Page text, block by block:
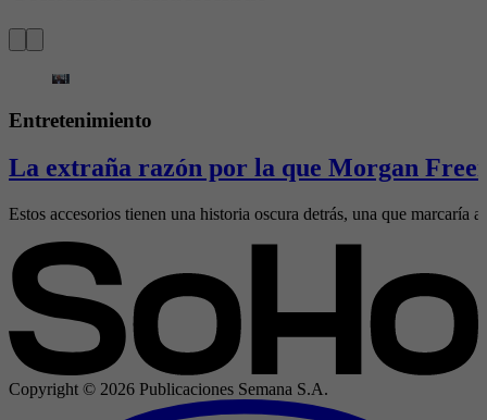
Entretenimiento
La extraña razón por la que Morgan
Estos accesorios tienen una historia oscura detrás, una que marcaría
Copyright © 2026 Publicaciones Semana S.A.